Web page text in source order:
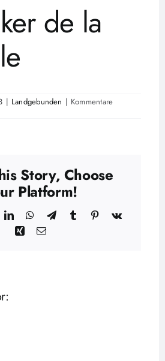
de la
| Landgebunden | Kommentare
Story, Choose
Platform!
LinkedInWhatsApp
TelegramTumblr Pinterest
Vk
Xing Email